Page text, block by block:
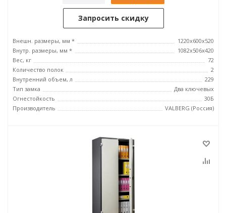
Запросить скидку
Внешн. размеры, мм *
1220x600x520
Внутр. размеры, мм *
1082x506x420
Вес, кг
72
Количество полок
2
Внутренний объем, л
229
Тип замка
Два ключевых
Огнестойкость
30Б
Производитель
VALBERG (Россия)